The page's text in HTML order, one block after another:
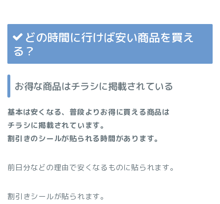
どの時間に行けば安い商品を買え
る？
お得な商品はチラシに掲載されている
基本は安くなる、普段よりお得に買える商品は
チラシに掲載されています。
割引きのシールが貼られる時間があります。
前日分などの理由で安くなるものに貼られます。
割引きシールが貼られます。